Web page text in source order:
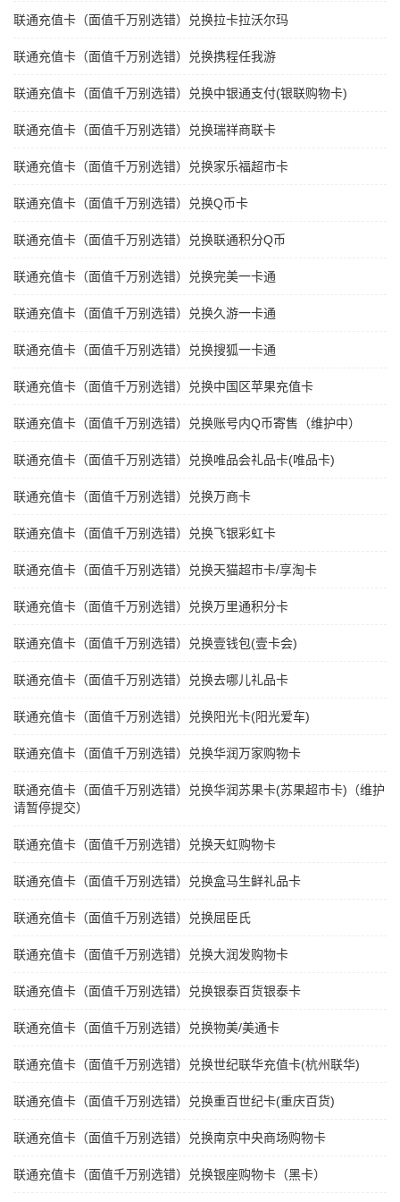
联通充值卡（面值千万别选错）兑换拉卡拉沃尔玛
联通充值卡（面值千万别选错）兑换携程任我游
联通充值卡（面值千万别选错）兑换中银通支付(银联购物卡)
联通充值卡（面值千万别选错）兑换瑞祥商联卡
联通充值卡（面值千万别选错）兑换家乐福超市卡
联通充值卡（面值千万别选错）兑换Q币卡
联通充值卡（面值千万别选错）兑换联通积分Q币
联通充值卡（面值千万别选错）兑换完美一卡通
联通充值卡（面值千万别选错）兑换久游一卡通
联通充值卡（面值千万别选错）兑换搜狐一卡通
联通充值卡（面值千万别选错）兑换中国区苹果充值卡
联通充值卡（面值千万别选错）兑换账号内Q币寄售（维护中）
联通充值卡（面值千万别选错）兑换唯品会礼品卡(唯品卡)
联通充值卡（面值千万别选错）兑换万商卡
联通充值卡（面值千万别选错）兑换飞银彩虹卡
联通充值卡（面值千万别选错）兑换天猫超市卡/享淘卡
联通充值卡（面值千万别选错）兑换万里通积分卡
联通充值卡（面值千万别选错）兑换壹钱包(壹卡会)
联通充值卡（面值千万别选错）兑换去哪儿礼品卡
联通充值卡（面值千万别选错）兑换阳光卡(阳光爱车)
联通充值卡（面值千万别选错）兑换华润万家购物卡
联通充值卡（面值千万别选错）兑换华润苏果卡(苏果超市卡)（维护
请暂停提交）
联通充值卡（面值千万别选错）兑换天虹购物卡
联通充值卡（面值千万别选错）兑换盒马生鲜礼品卡
联通充值卡（面值千万别选错）兑换屈臣氏
联通充值卡（面值千万别选错）兑换大润发购物卡
联通充值卡（面值千万别选错）兑换银泰百货银泰卡
联通充值卡（面值千万别选错）兑换物美/美通卡
联通充值卡（面值千万别选错）兑换世纪联华充值卡(杭州联华)
联通充值卡（面值千万别选错）兑换重百世纪卡(重庆百货)
联通充值卡（面值千万别选错）兑换南京中央商场购物卡
联通充值卡（面值千万别选错）兑换银座购物卡（黑卡）